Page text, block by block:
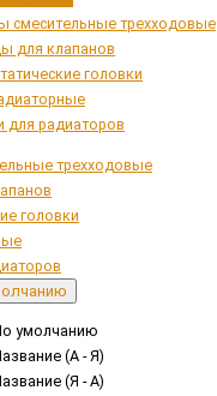
смесительные трехходовые
для клапанов
головки
для радиаторов
трехходовые
головки
умолчанию
(А - Я)
(Я - А)